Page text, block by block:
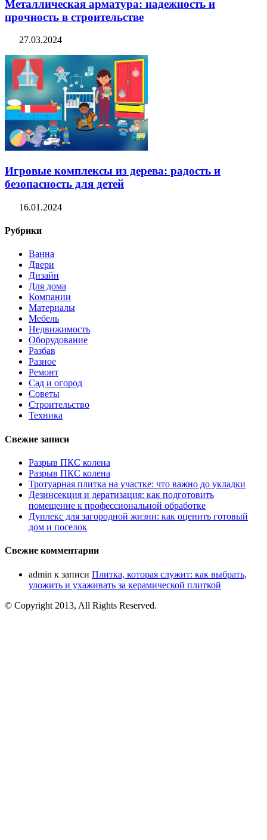
Металлическая арматура: надежность и
прочность в строительстве
27.03.2024
Игровые комплексы из дерева: радость и
безопасность для детей
16.01.2024
Рубрики
Ванна
Двери
Дизайн
Для дома
Компании
Материалы
Мебель
Недвижимость
Оборудование
Разбав
Разное
Ремонт
Сад и огород
Советы
Строительство
Техника
Свежие записи
Разрыв ПКС колена
Разрыв ПКС колена
Тротуарная плитка на участке: что важно до укладки
Дезинсекция и дератизация: как подготовить
помещение к профессиональной обработке
Дуплекс для загородной жизни: как оценить готовый
дом и поселок
Свежие комментарии
admin к записи Плитка, которая служит: как выбрать,
уложить и ухаживать за керамической плиткой
© Copyright 2013, All Rights Reserved.